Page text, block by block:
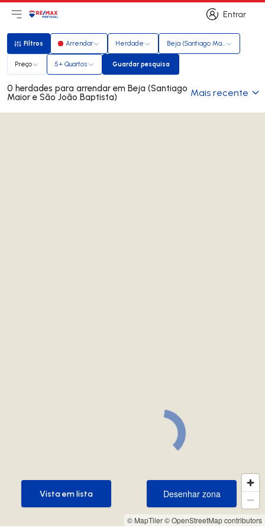
Entrar
Entrar
Abri menu principal
LogoIr para página inicial
Filtros
Filtros Arrendar Herdade Beja (Santiago Maior e São
Preço 5+ Quartos Guardar pesquisa
Guardar pesquisa
0 herdades para arrendar em Beja (Santiago
Maior e São João Baptista) Mais recente
© MapTiler© OpenStreetMap contributors
Desenhar zona
Desenhar zona
Vista em lista
Vista em lista